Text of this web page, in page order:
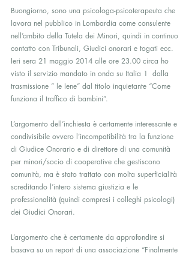
Buongiorno, sono una psicologa-psicoterapeuta che
lavora nel pubblico in Lombardia come consulente
nell’ambito della Tutela dei Minori, quindi in continuo
contatto con Tribunali, Giudici onorari e togati ecc.
Ieri sera 21 maggio 2014 alle ore 23.00 circa ho
visto il servizio mandato in onda su Italia 1  dalla
trasmissione ” le Iene” dal titolo inquietante “Come
funziona il traffico di bambini”.
L’argomento dell’inchiesta è certamente interessante e
condivisibile ovvero l’incompatibilità tra la funzione
di Giudice Onorario e di direttore di una comunità
per minori/socio di cooperative che gestiscono
comunità, ma è stato trattato con molta superficialità
screditando l’intero sistema giustizia e le
professionalità (quindi compresi i colleghi psicologi)
dei Giudici Onorari.
L’argomento che è certamente da approfondire si
basava su un report di una associazione “Finalmente